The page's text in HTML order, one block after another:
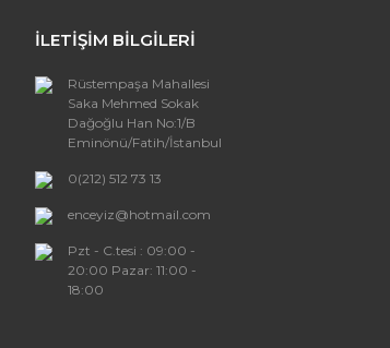
İLETİŞİM BİLGİLERİ
Rüstempaşa Mahallesi
Saka Mehmed Sokak
Dağoğlu Han No:1/B
Eminönü/Fatih/İstanbul
0(212) 512 73 13
enceyiz@hotmail.com
Pzt - C.tesi : 09:00 -
20:00 Pazar: 11:00 -
18:00